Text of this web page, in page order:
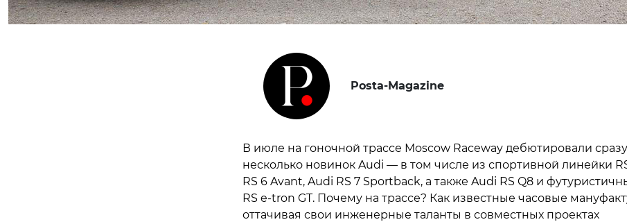
Posta-Magazine
В июле на гоночной трассе Moscow Raceway дебютировали сразу
несколько новинок Audi — в том числе из спортивной линейки
RS 6 Avant, Audi RS 7 Sportback, а также Audi RS Q8 и
RS e-tron GT. Почему на трассе? Как известные часовые
оттачивая свои инженерные таланты в совместных проектах